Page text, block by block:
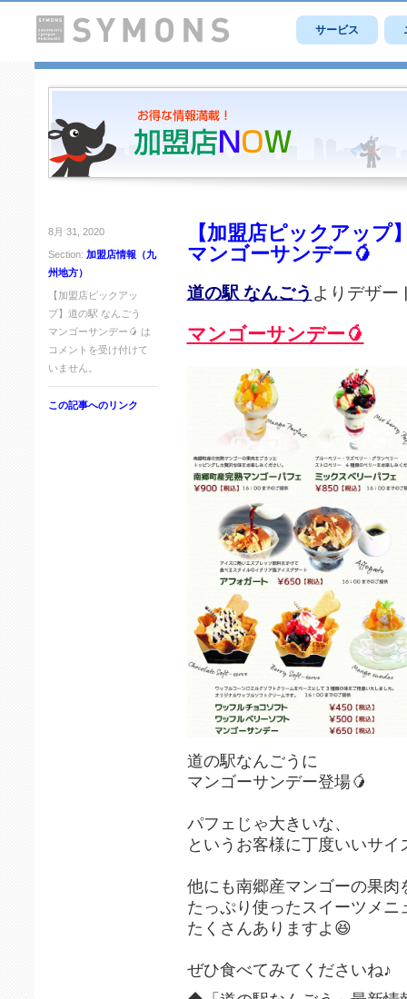
サービス
8月 31, 2020
Section: 加盟店情報（九
州地方）
【加盟店ピックアッ
プ】道の駅 なんごう
マンゴーサンデー🥭 は
コメントを受け付けて
いません。
この記事へのリンク
【加盟店ピックアップ
マンゴーサンデー🥭
道の駅 なんごう よりデザー
マンゴーサンデー🥭
道の駅なんごうに
マンゴーサンデー登場🥭
パフェじゃ大きいな、
というお客様に丁度いいサイ
他にも南郷産マンゴーの果肉
たっぷり使ったスイーツメニ
たくさんありますよ😆
ぜひ食べてみてくださいね♪